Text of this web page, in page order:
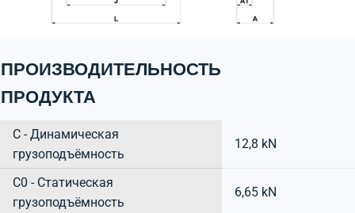
ПРОИЗВОДИТЕЛЬНОСТЬ
ПРОДУКТА
C - Динамическая
грузоподъёмность
12,8 kN
C0 - Статическая
грузоподъёмность
6,65 kN